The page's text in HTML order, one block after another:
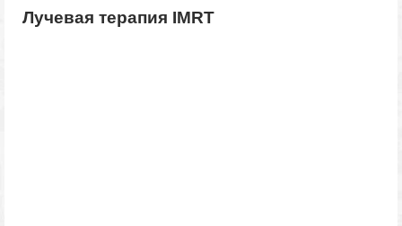
Лучевая терапия IMRT